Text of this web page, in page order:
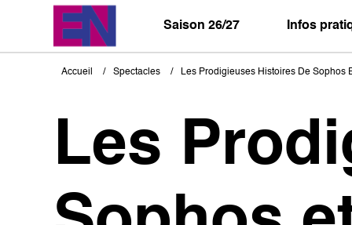
Saison 26/27 Infos
Fil
Accueil Spectacles Les Prodigieuses Histoires De Sophos
Les